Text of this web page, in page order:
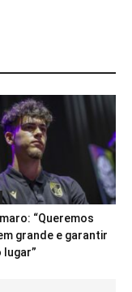
“Queremos
grande e garantir
lugar”